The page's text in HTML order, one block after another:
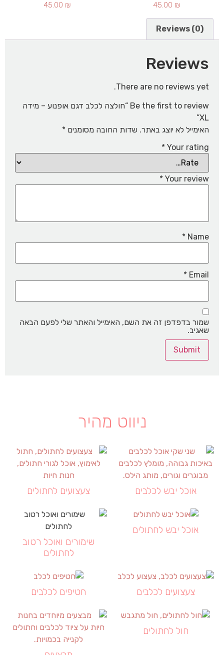
45.00 ₪
45.00 ₪
Reviews (0)
Reviews
There are no reviews yet.
Be the first to review “חולצה לכלב דגם אופנוע – מידה
XL”
האימייל לא יוצג באתר. שדות החובה מסומנים *
Your rating
*
Your review
*
Name
*
Email
*
שמור בדפדפן זה את השם, האימייל והאתר שלי לפעם הבאה
שאגיב.
ניווט מהיר
אוכל יבש לכלבים צעצועים לחתולים
אוכל יבש לחתולים
שימורים ואוכל רטוב
לחתולים
צעצועים לכלבים חטיפים לכלבים
חול לחתולים